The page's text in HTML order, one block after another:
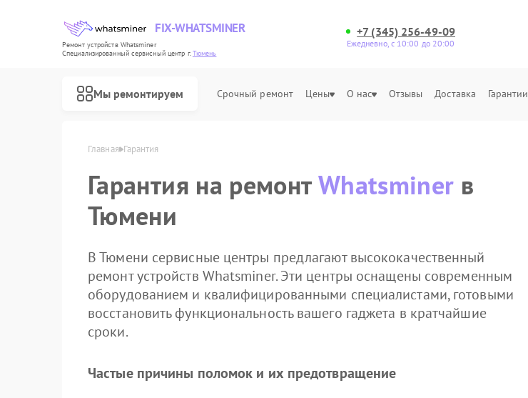
FIX-WHATSMINER
Ремонт устройств Whatsminer
Специализированный cервисный центр г.Тюмень
+7 (345) 256-49-09
Ежедневно, с 10:00 до 20:00
Мы ремонтируем Срочный ремонт Цены О нас Отзывы Доставка Гарантии
Главная Гарантия
Гарантия на ремонтWhatsminer в
Тюмени
В Тюмени сервисные центры предлагают высококачественный
ремонт устройств Whatsminer. Эти центры оснащены современным
оборудованием и квалифицированными специалистами, готовыми
восстановить функциональность вашего гаджета в кратчайшие
сроки.
Частые причины поломок и их предотвращение